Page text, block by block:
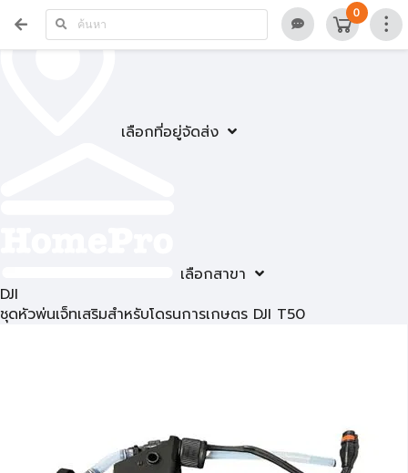
เลือกที่อยู่จัดส่ง
เลือกสาขา
0
DJI
ชุดหัวพ่นเจ็ทเสริมสำหรับโดรนการเกษตร DJI T50